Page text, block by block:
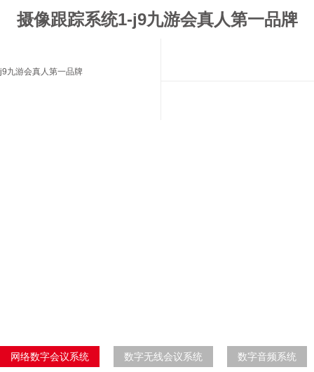
摄像跟踪系统1-j9九游会真人第一品牌
j9九游会真人第一品牌
网络数字会议系统 数字无线会议系统 数字音频系统